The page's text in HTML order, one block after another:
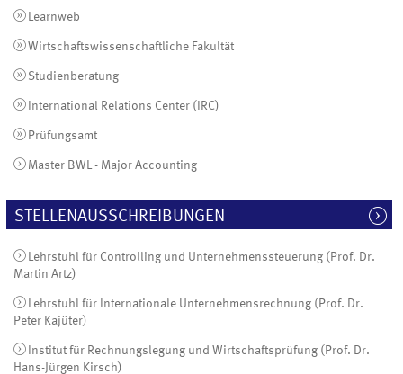
Learnweb
Wirtschaftswissenschaftliche Fakultät
Studienberatung
International Relations Center (IRC)
Prüfungsamt
Master BWL - Major Accounting
STELLENAUSSCHREIBUNGEN
Lehrstuhl für Controlling und Unternehmenssteuerung (Prof. Dr.
Martin Artz)
Lehrstuhl für Internationale Unternehmensrechnung (Prof. Dr.
Peter Kajüter)
Institut für Rechnungslegung und Wirtschaftsprüfung (Prof. Dr.
Hans-Jürgen Kirsch)